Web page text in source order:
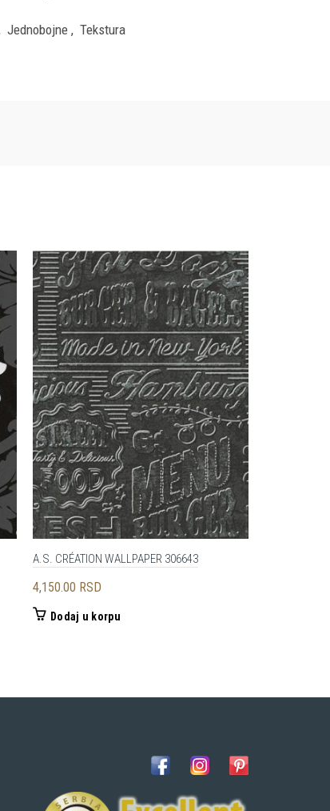
Jednobojne , Tekstura
A.S. CRÉATION WALLPAPER 306643
4,150.00 RSD
Dodaj u korpu